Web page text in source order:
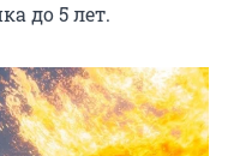
до 5 лет.